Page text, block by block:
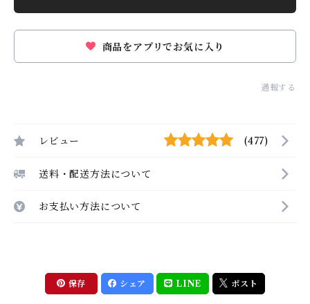
商品をアプリでお気に入り
通報する
レビュー (477)
送料・配送方法について
お支払い方法について
保存 シェア LINE ポスト